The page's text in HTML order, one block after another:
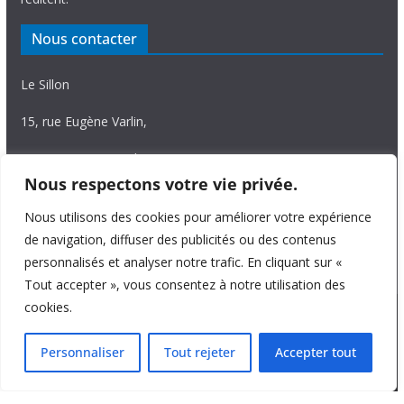
Nous respectons votre vie privée.
Nous utilisons des cookies pour améliorer votre expérience
de navigation, diffuser des publicités ou des contenus
personnalisés et analyser notre trafic. En cliquant sur «
Tout accepter », vous consentez à notre utilisation des
cookies.
Personnaliser Tout rejeter Accepter tout
Nous contacter
Le Sillon
15, rue Eugène Varlin,
87036 Limoges Cedex.
Tél. 05 55 06 14 15
Nous écrire
Copyright © 2026 Le Sillon
. All rights reserved.
Theme:ColorMag Proby ThemeGrill. Powered by WordPress